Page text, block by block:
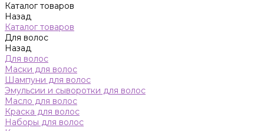
Каталог товаров
Назад
Каталог товаров
Для волос
Назад
Для волос
Маски для волос
Шампуни для волос
Эмульсии и сыворотки для волос
Масло для волос
Краска для волос
Наборы для волос